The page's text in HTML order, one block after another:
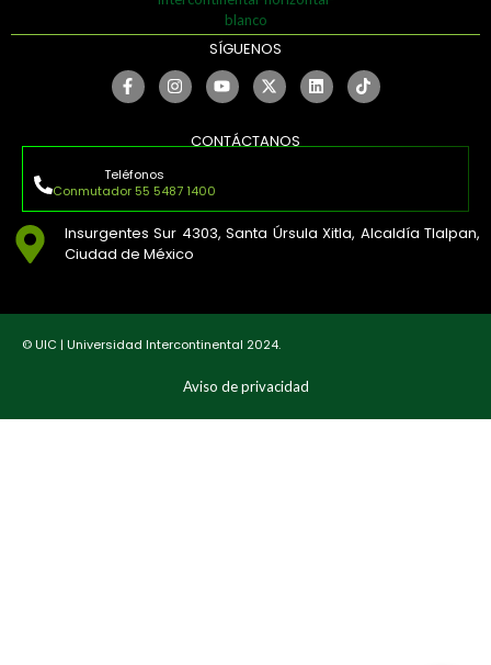
SÍGUENOS
CONTÁCTANOS
Teléfonos
Conmutador 55 5487 1400
Insurgentes Sur 4303, Santa Úrsula Xitla, Alcaldía Tlalpan,
Ciudad de México
© UIC | Universidad Intercontinental 2024.
Aviso de privacidad